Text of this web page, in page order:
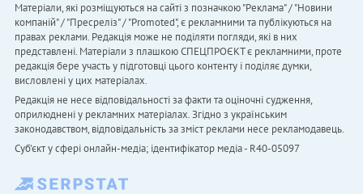
Матеріали, які розміщуються на сайті з позначкою "Реклама" / "Новини
компаній" / "Пресреліз" / "Promoted", є рекламними та публікуються на
правах реклами. Редакція може не поділяти погляди, які в них
представлені. Матеріали з плашкою СПЕЦПРОЄКТ є рекламними, проте
редакція бере участь у підготовці цього контенту і поділяє думки,
висловлені у цих матеріалах.
Редакція не несе відповідальності за факти та оціночні судження,
оприлюднені у рекламних матеріалах. Згідно з українським
законодавством, відповідальність за зміст реклами несе рекламодавець.
Cуб'єкт у сфері онлайн-медіа; ідентифікатор медіа - R40-05097